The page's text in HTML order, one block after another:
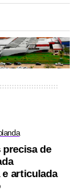
precisa de
e articulada